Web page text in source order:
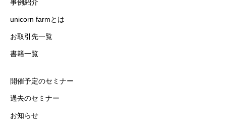
事例紹介
unicorn farmとは
お取引先一覧
書籍一覧
開催予定のセミナー
過去のセミナー
お知らせ